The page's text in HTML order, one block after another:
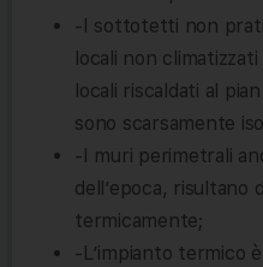
-I sottotetti non
locali non
locali riscaldati al
sono scarsamente
-I muri perimetrali
dell’epoca, risultano
termicamente;
-L’impianto termico